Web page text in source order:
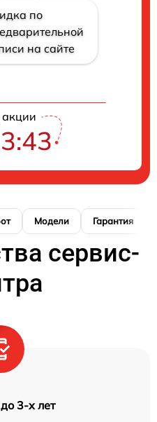
по
на сайте
Модели Гарантия
сервис-
3-х лет